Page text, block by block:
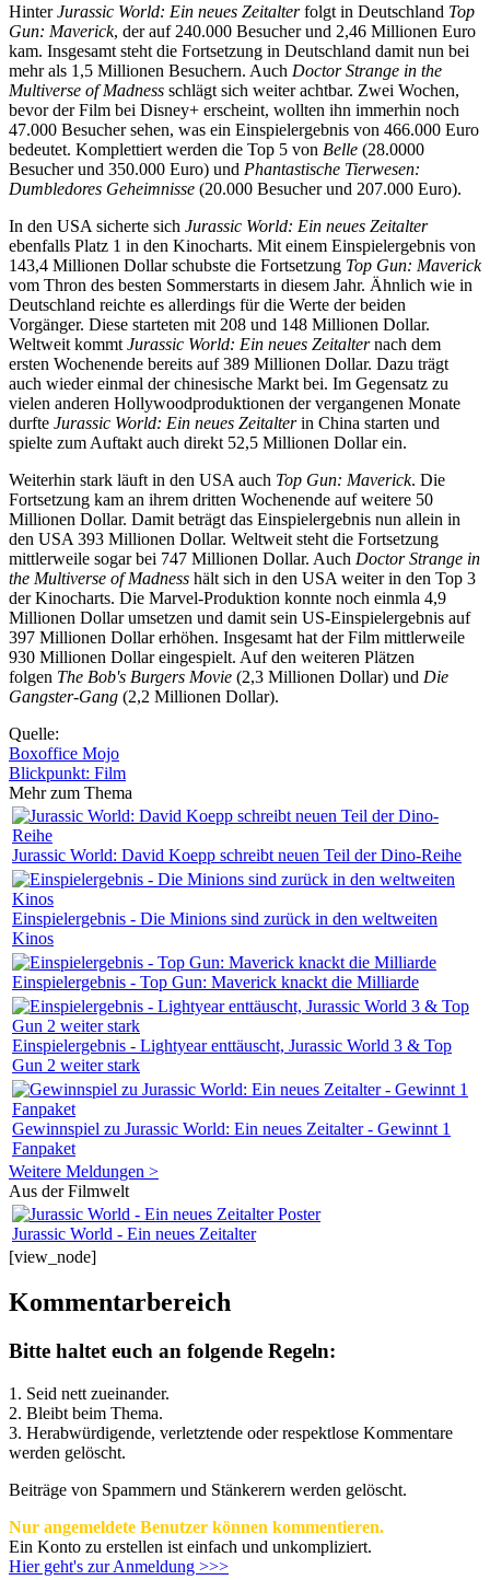
HinterJurassic World: Ein neues Zeitalterfolgt in Deutschland Top
Gun: Maverick, der auf 240.000 Besucher und 2,46 Millionen Euro
kam. Insgesamt steht die Fortsetzung in Deutschland damit nun bei
mehr als 1,5 Millionen Besuchern. Auch Doctor Strange in the
Multiverse of Madness schlägt sich weiter achtbar. Zwei Wochen,
bevor der Film bei Disney+ erscheint, wollten ihn immerhin noch
47.000 Besucher sehen, was ein Einspielergebnis von 466.000 Euro
bedeutet. Komplettiert werden die Top 5 von Belle (28.0000
Besucher und 350.000 Euro) und Phantastische Tierwesen:
Dumbledores Geheimnisse (20.000 Besucher und 207.000 Euro).
In den USA sicherte sich Jurassic World: Ein neues Zeitalter
ebenfalls Platz 1 in den Kinocharts. Mit einem Einspielergebnis von
143,4 Millionen Dollar schubste die Fortsetzung Top Gun: Maverick
vom Thron des besten Sommerstarts in diesem Jahr. Ähnlich wie in
Deutschland reichte es allerdings für die Werte der beiden
Vorgänger. Diese starteten mit 208 und 148 Millionen Dollar.
Weltweit kommt Jurassic World: Ein neues Zeitalternach dem
ersten Wochenende bereits auf 389 Millionen Dollar. Dazu trägt
auch wieder einmal der chinesische Markt bei. Im Gegensatz zu
vielen anderen Hollywoodproduktionen der vergangenen Monate
durfte Jurassic World: Ein neues Zeitalterin China starten und
spielte zum Auftakt auch direkt 52,5 Millionen Dollar ein.
Weiterhin stark läuft in den USA auch Top Gun: Maverick. Die
Fortsetzung kam an ihrem dritten Wochenende auf weitere 50
Millionen Dollar. Damit beträgt das Einspielergebnis nun allein in
den USA 393 Millionen Dollar. Weltweit steht die Fortsetzung
mittlerweile sogar bei 747 Millionen Dollar. Auch Doctor Strange in
the Multiverse of Madness hält sich in den USA weiter in den Top 3
der Kinocharts. Die Marvel-Produktion konnte noch einmla 4,9
Millionen Dollar umsetzen und damit sein US-Einspielergebnis auf
397 Millionen Dollar erhöhen. Insgesamt hat der Film mittlerweile
930 Millionen Dollar eingespielt. Auf den weiteren Plätzen
folgen The Bob's Burgers Movie (2,3 Millionen Dollar) und Die
Gangster-Gang (2,2 Millionen Dollar).
Quelle:
Boxoffice Mojo
Blickpunkt: Film
Mehr zum Thema
Jurassic World: David Koepp schreibt neuen Teil der Dino-Reihe
Einspielergebnis - Die Minions sind zurück in den weltweiten
Kinos
Einspielergebnis - Top Gun: Maverick knackt die Milliarde
Einspielergebnis - Lightyear enttäuscht, Jurassic World 3 & Top
Gun 2 weiter stark
Gewinnspiel zu Jurassic World: Ein neues Zeitalter - Gewinnt 1
Fanpaket
Weitere Meldungen >
Aus der Filmwelt
Jurassic World - Ein neues Zeitalter
[view_node]
Kommentarbereich
Bitte haltet euch an folgende Regeln:
1. Seid nett zueinander.
2. Bleibt beim Thema.
3. Herabwürdigende, verletztende oder respektlose Kommentare
werden gelöscht.
Beiträge von Spammern und Stänkerern werden gelöscht.
Nur angemeldete Benutzer können kommentieren.
Ein Konto zu erstellen ist einfach und unkompliziert.
Hier geht's zur Anmeldung >>>